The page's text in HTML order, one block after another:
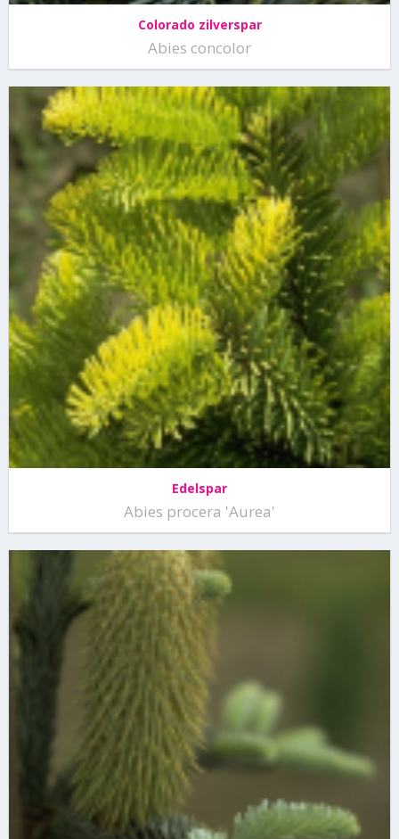
Colorado zilverspar
Abies concolor
Edelspar
Abies procera 'Aurea'